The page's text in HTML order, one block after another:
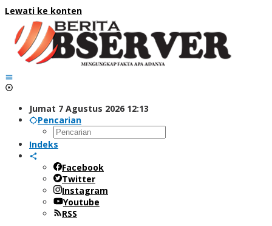
Lewati ke konten
Jumat 7 Agustus 2026 12:13
Pencarian
Indeks
Facebook
Twitter
Instagram
Youtube
RSS